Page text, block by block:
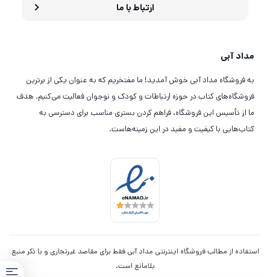
ارتباط با ما
مداد آبی
به فروشگاه مداد آبی خوش آمدید! ما مفتخریم که به عنوان یکی از برترین
فروشگاه‌های کتاب در حوزه ارتباطات و کودک و نوجوان فعالیت می‌کنیم. هدف
ما از تأسیس این فروشگاه، فراهم کردن بستری مناسب برای دسترسی به
کتاب‌هایی با کیفیت و مفید در این زمینه‌هاست.
استفاده از مطالب فروشگاه اینترنتی مداد آبی فقط برای مقاصد غیرتجاری و با ذکر منبع
بلامانع است.